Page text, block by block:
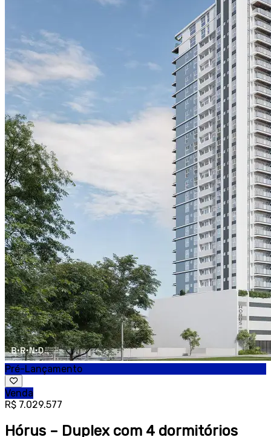
Pré-Lançamento
Venda
R$ 7.029.577
Hórus – Duplex com 4 dormitórios